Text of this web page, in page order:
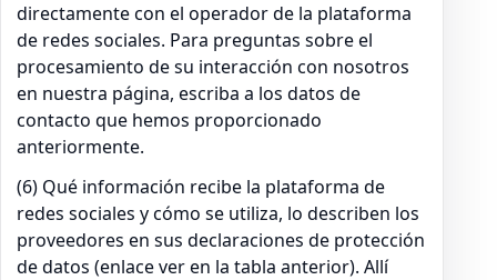
directamente con el operador de la plataforma
de redes sociales. Para preguntas sobre el
procesamiento de su interacción con nosotros
en nuestra página, escriba a los datos de
contacto que hemos proporcionado
anteriormente.
(6) Qué información recibe la plataforma de
redes sociales y cómo se utiliza, lo describen los
proveedores en sus declaraciones de protección
de datos (enlace ver en la tabla anterior). Allí